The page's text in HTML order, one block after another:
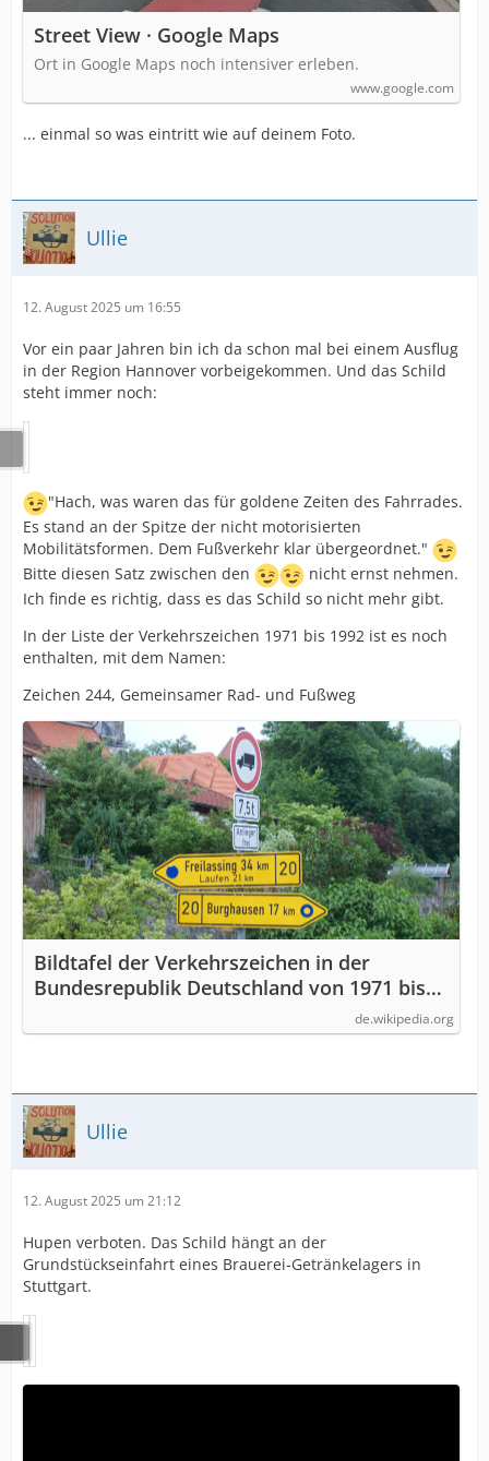
Street View · Google Maps
Ort in Google Maps noch intensiver erleben.
www.google.com
... einmal so was eintritt wie auf deinem Foto.
Ullie
12. August 2025 um 16:55
Vor ein paar Jahren bin ich da schon mal bei einem Ausflug
in der Region Hannover vorbeigekommen. Und das Schild
steht immer noch:
"Hach, was waren das für goldene Zeiten des Fahrrades.
Es stand an der Spitze der nicht motorisierten
Mobilitätsformen. Dem Fußverkehr klar übergeordnet."
Bitte diesen Satz zwischen den
nicht ernst nehmen.
Ich finde es richtig, dass es das Schild so nicht mehr gibt.
In der Liste der Verkehrszeichen 1971 bis 1992 ist es noch
enthalten, mit dem Namen:
Zeichen 244, Gemeinsamer Rad- und Fußweg
Bildtafel der Verkehrszeichen in der
Bundesrepublik Deutschland von 1971 bis
de.wikipedia.org
Ullie
12. August 2025 um 21:12
Hupen verboten. Das Schild hängt an der
Grundstückseinfahrt eines Brauerei-Getränkelagers in
Stuttgart.